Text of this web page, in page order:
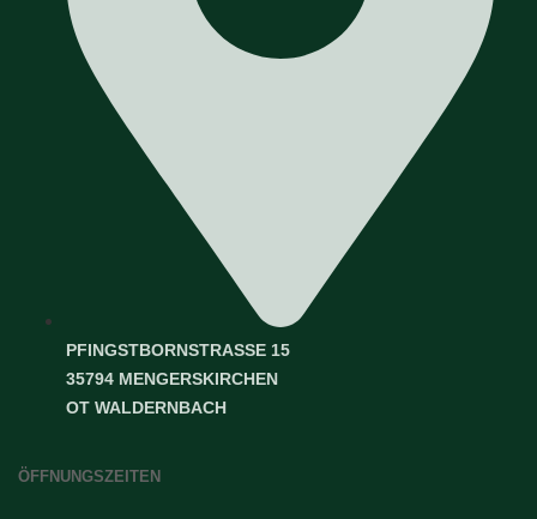
PFINGSTBORNSTRASSE 15
35794 MENGERSKIRCHEN
OT WALDERNBACH
ÖFFNUNGSZEITEN